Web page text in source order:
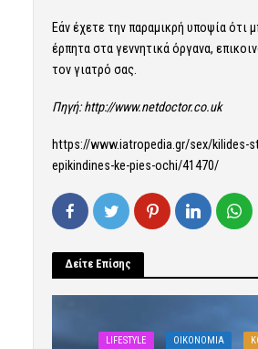
Εάν έχετε την παραμικρή υποψία ότι
έρπητα στα γεννητικά όργανα,
τον γιατρό σας.
Πηγή:http://www.netdoctor.co.uk
https://www.iatropedia.gr/sex/kilides-
epikindines-ke-pies-ochi/41470/
Δείτε Επίσης
LIFESTYLE OIKONOMIA